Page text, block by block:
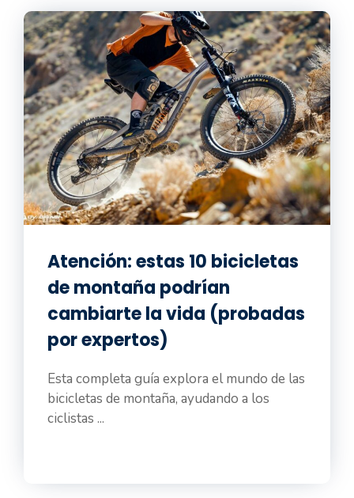
Atención: estas 10 bicicletas
de montaña podrían
cambiarte la vida (probadas
por expertos)
Esta completa guía explora el mundo de las
bicicletas de montaña, ayudando a los
ciclistas ...